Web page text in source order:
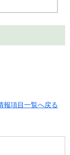
報項目一覧へ戻る